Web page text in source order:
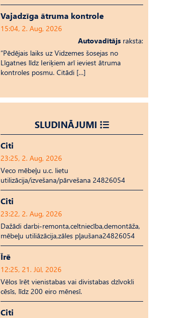
Vajadzīga ātruma kontrole
15:04, 2. Aug, 2026
Autovadītājs raksta:
“Pēdējais laiks uz Vid­ze­mes šosejas no
Līgatnes līdz Ieriķiem arī ieviest ātruma
kontroles posmu. Citādi […]
SLUDINĀJUMI
Citi
23:25, 2. Aug, 2026
Veco mēbeļu u.c. lietu
utilizācija/izvešana/pārvešana 24826054
Citi
23:22, 2. Aug, 2026
Dažādi darbi-remonta,celtniecība,demontāža,
mēbeļu utiliāzācija,zāles pļaušana24826054
Īrē
12:25, 21. Jūl, 2026
Vēlos īrēt vienistabas vai divistabas dzīvokli
cēsīs, līdz 200 eiro mēnesī.
Citi